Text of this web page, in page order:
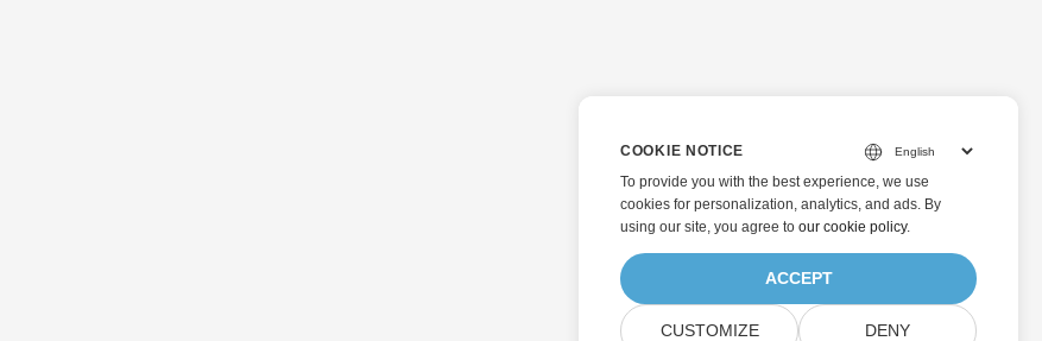
COOKIE NOTICE
To provide you with the best experience, we use
cookies for personalization, analytics, and ads. By
using our site, you agree to our cookie policy.
ACCEPT
CUSTOMIZE DENY